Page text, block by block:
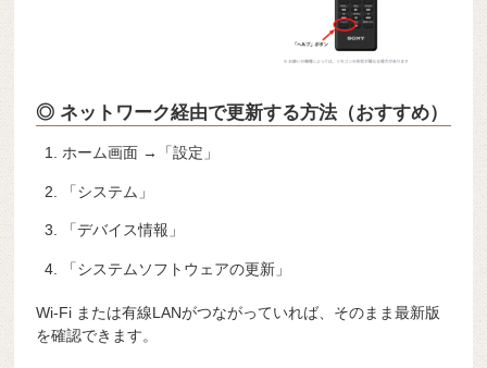
◎ ネットワーク経由で更新する方法（おすすめ）
ホーム画面 →「設定」
「システム」
「デバイス情報」
「システムソフトウェアの更新」
Wi-Fi または有線LANがつながっていれば、そのまま最新版
を確認できます。